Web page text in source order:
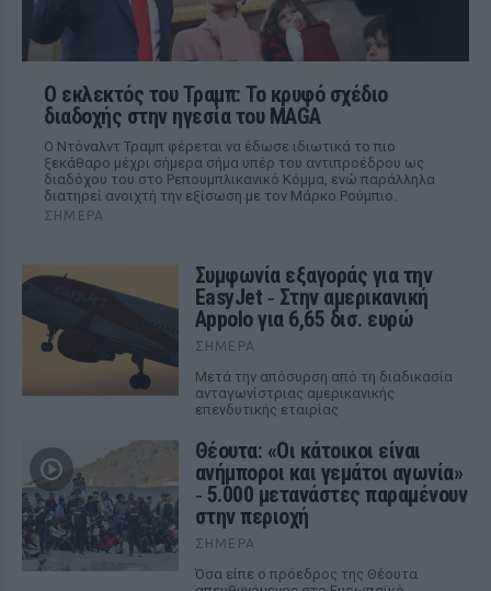
Ο εκλεκτός του Τραμπ: Το κρυφό σχέδιο
διαδοχής στην ηγεσία του MAGA
Ο Ντόναλντ Τραμπ φέρεται να έδωσε ιδιωτικά το πιο
ξεκάθαρο μέχρι σήμερα σήμα υπέρ του αντιπροέδρου ως
διαδόχου του στο Ρεπουμπλικανικό Κόμμα, ενώ παράλληλα
διατηρεί ανοιχτή την εξίσωση με τον Μάρκο Ρούμπιο.
ΣΉΜΕΡΑ
Συμφωνία εξαγοράς για την
EasyJet ‑ Στην αμερικανική
Appolo για 6,65 δισ. ευρώ
ΣΉΜΕΡΑ
Μετά την απόσυρση από τη διαδικασία
ανταγωνίστριας αμερικανικής
επενδυτικής εταιρίας
Θέουτα: «Οι κάτοικοι είναι
ανήμποροι και γεμάτοι αγωνία»
‑ 5.000 μετανάστες παραμένουν
στην περιοχή
ΣΉΜΕΡΑ
Όσα είπε ο πρόεδρος της Θέουτα